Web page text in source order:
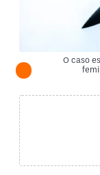
O caso